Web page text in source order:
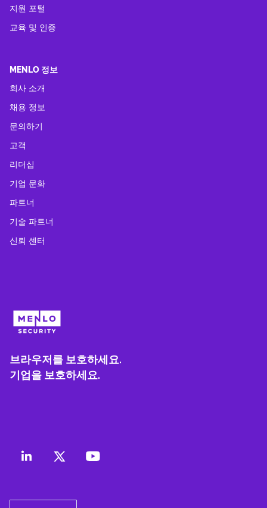
지원 포털
교육 및 인증
MENLO 정보
회사 소개
채용 정보
문의하기
고객
리더십
기업 문화
파트너
기술 파트너
신뢰 센터
브라우저를 보호하세요.
기업을 보호하세요.